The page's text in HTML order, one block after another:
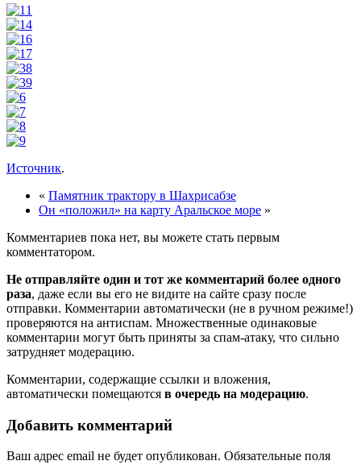
Источник.
« Памятник трактору в Шахрисабзе
Он «положил» на карту Аральское море »
Комментариев пока нет, вы можете стать первым
комментатором.
Не отправляйте один и тот же комментарий более одного
раза, даже если вы его не видите на сайте сразу после
отправки. Комментарии автоматически (не в ручном режиме!)
проверяются на антиспам. Множественные одинаковые
комментарии могут быть приняты за спам-атаку, что сильно
затрудняет модерацию.
Комментарии, содержащие ссылки и вложения,
автоматически помещаются в очередь на модерацию.
Добавить комментарий
Ваш адрес email не будет опубликован. Обязательные поля